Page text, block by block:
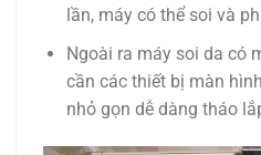
lần, máy có thể soi và
Ngoài ra máy soi da có
cần các thiết bị màn
nhỏ gọn dễ dàng tháo